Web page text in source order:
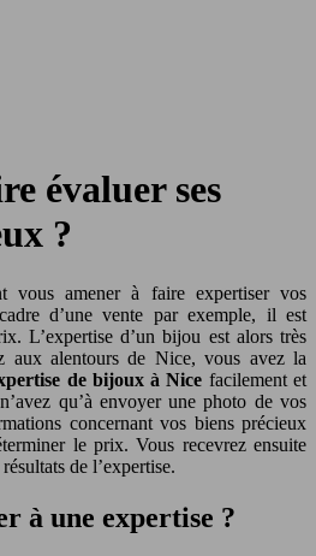
évaluer ses
?
vous amener à faire expertiser vos
d’une vente par exemple, il est
L’expertise d’un bijou est alors très
aux alentours de Nice, vous avez la
de bijoux à Nice facilement et
qu’à envoyer une photo de vos
concernant vos biens précieux
le prix. Vous recevrez ensuite
de l’expertise.
à une expertise ?